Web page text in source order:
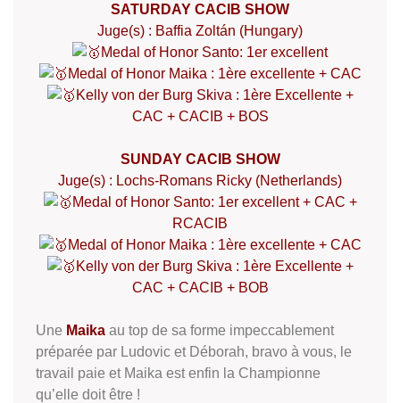
SATURDAY CACIB SHOW
Juge(s) : Baffia Zoltán (Hungary)
Medal of Honor Santo: 1er excellent
Medal of Honor Maika : 1ère excellente + CAC
Kelly von der Burg Skiva : 1ère Excellente +
CAC + CACIB + BOS
SUNDAY CACIB SHOW
Juge(s) : Lochs-Romans Ricky (Netherlands)
Medal of Honor Santo: 1er excellent + CAC +
RCACIB
Medal of Honor Maika : 1ère excellente + CAC
Kelly von der Burg Skiva : 1ère Excellente +
CAC + CACIB + BOB
Une Maika au top de sa forme impeccablement
préparée par Ludovic et Déborah, bravo à vous, le
travail paie et Maika est enfin la Championne
qu’elle doit être !